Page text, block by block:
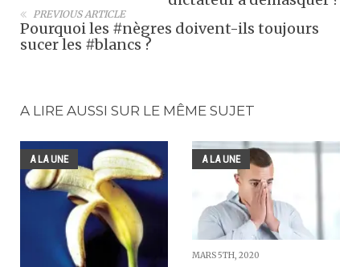
PREVIOUS ARTICLE
Pourquoi les #nègres doivent-ils toujours
sucer les #blancs ?
A LIRE AUSSI SUR LE MÊME SUJET
A LA UNE A LA UNE
MARS 5TH, 2020